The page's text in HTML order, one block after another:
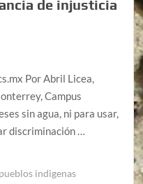
de injusticia
Por Abril Licea,
Campus
sin agua, ni para usar,
discriminación …
indigenas